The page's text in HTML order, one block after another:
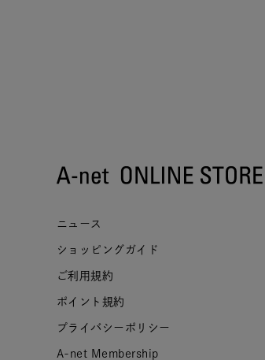
ニュース
ショッピングガイド
ご利用規約
ポイント規約
プライバシーポリシー
A-net Membership